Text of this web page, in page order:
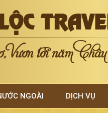
Vươn tới năm
NGOÀI DỊCH VỤ